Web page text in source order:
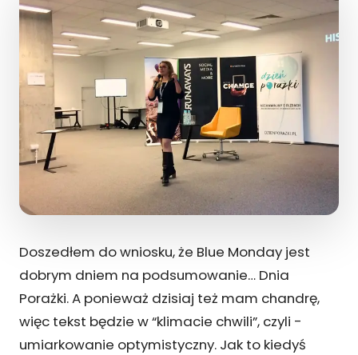
Doszedłem do wniosku, że Blue Monday jest
dobrym dniem na podsumowanie… Dnia
Porażki. A ponieważ dzisiaj też mam chandrę,
więc tekst będzie w “klimacie chwili”, czyli -
umiarkowanie optymistyczny. Jak to kiedyś